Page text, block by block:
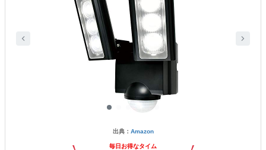
出典： Amazon
毎日お得なタイム